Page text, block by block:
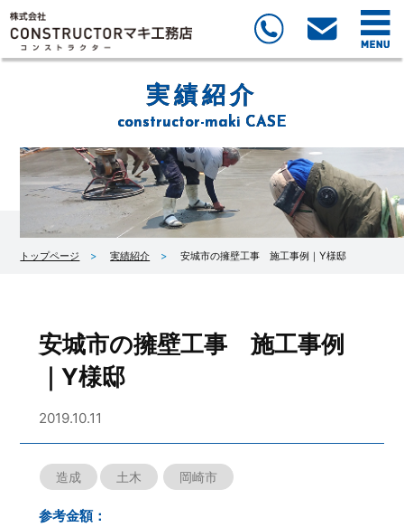
実績紹介
constructor-maki CASE
トップページ 実績紹介 安城市の擁壁工事 施工事例｜Y様邸
安城市の擁壁工事 施工事例
｜Y様邸
2019.10.11
造成 土木 岡崎市
参考金額：